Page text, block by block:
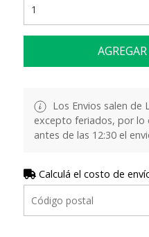
Los Envios salen de
excepto feriados, por lo
antes de las 12:30 el
Calculá el costo de